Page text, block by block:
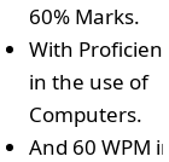
60% Marks.
With
in the use of
Computers.
And 60 WPM